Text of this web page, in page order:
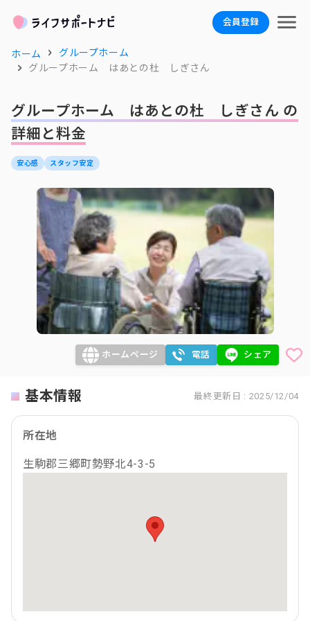
会員登録
ホーム
グループホーム
グループホーム はあとの杜 しぎさん
グループホーム はあとの杜 しぎさん の
詳細と料金
安心感 スタッフ安定
ホームページ 電話 シェア
基本情報 最終更新日 : 2025/12/04
所在地
生駒郡三郷町勢野北4-3-5